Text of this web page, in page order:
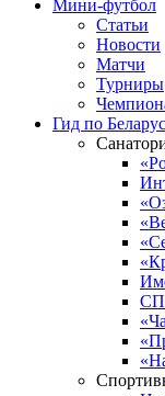
Мини-футбол
Статьи
Новости
Матчи
Турниры
Гид по